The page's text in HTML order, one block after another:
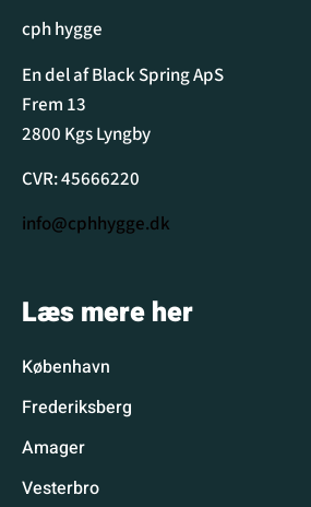
cph hygge
En del af Black Spring ApS
Frem 13
2800 Kgs Lyngby
CVR: 45666220
info@cphhygge.dk
Læs mere her
København
Frederiksberg
Amager
Vesterbro